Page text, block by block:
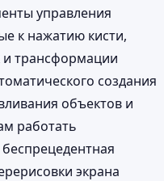
управления
к нажатию кисти,
и трансформации
создания
объектов и
работать
экрана